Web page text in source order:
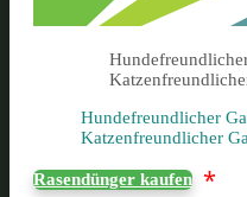
Hundefreundlicher
Katzenfreundlicher
Rasendünger kaufen *